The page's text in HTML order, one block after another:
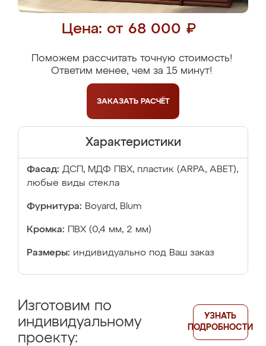
Цена: от 68 000 ₽
Поможем рассчитать точную стоимость!
Ответим менее, чем за 15 минут!
ЗАКАЗАТЬ РАСЧЁТ
Характеристики
Фасад: ДСП, МДФ ПВХ, пластик (ARPA, ABET),
любые виды стекла
Фурнитура: Boyard, Blum
Кромка: ПВХ (0,4 мм, 2 мм)
Размеры: индивидуально под Ваш заказ
Изготовим по
индивидуальному
проекту:
УЗНАТЬ
ПОДРОБНОСТИ